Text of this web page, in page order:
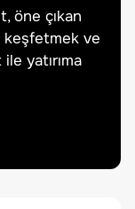
öne çıkan
keşfetmek ve
yatırıma